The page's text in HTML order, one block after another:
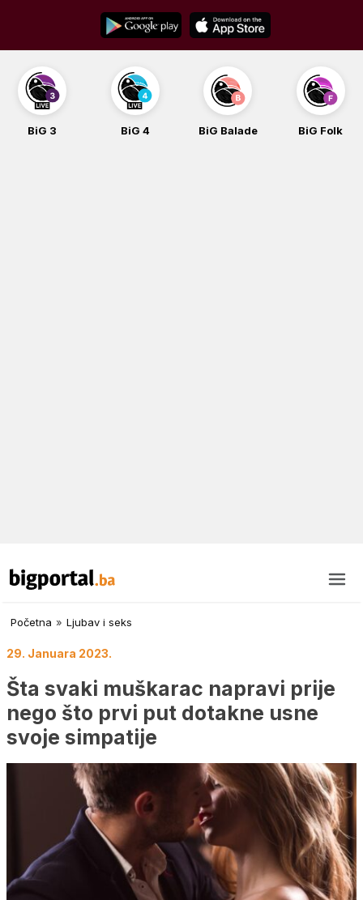
content
BiG 3 BiG 4 BiG Balade BiG Folk
Početna » Ljubav i seks
29. Januara 2023.
Šta svaki muškarac napravi prije
nego što prvi put dotakne usne
svoje simpatije